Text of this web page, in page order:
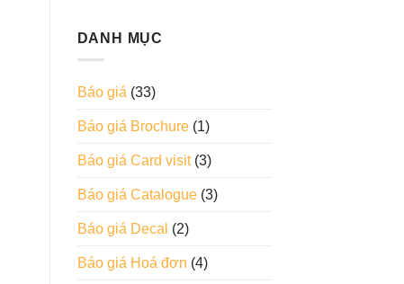
DANH MỤC
Báo giá (33)
Báo giá Brochure(1)
Báo giá Card visit(3)
Báo giá Catalogue(3)
Báo giá Decal (2)
Báo giá Hoá đơn (4)